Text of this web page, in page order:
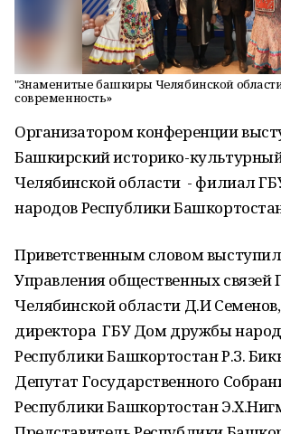
"Знаменитые башкиры Челябинской
современность»
Организатором конференции
Башкирский историко-
Челябинской области - филиал
народов Республики
Приветственным словом
Управления общественных связей
Челябинской области Д.И
директора ГБУ Дом дружбы
Республики Башкортостан Р.З.
Депутат Государственного
Республики Башкортостан